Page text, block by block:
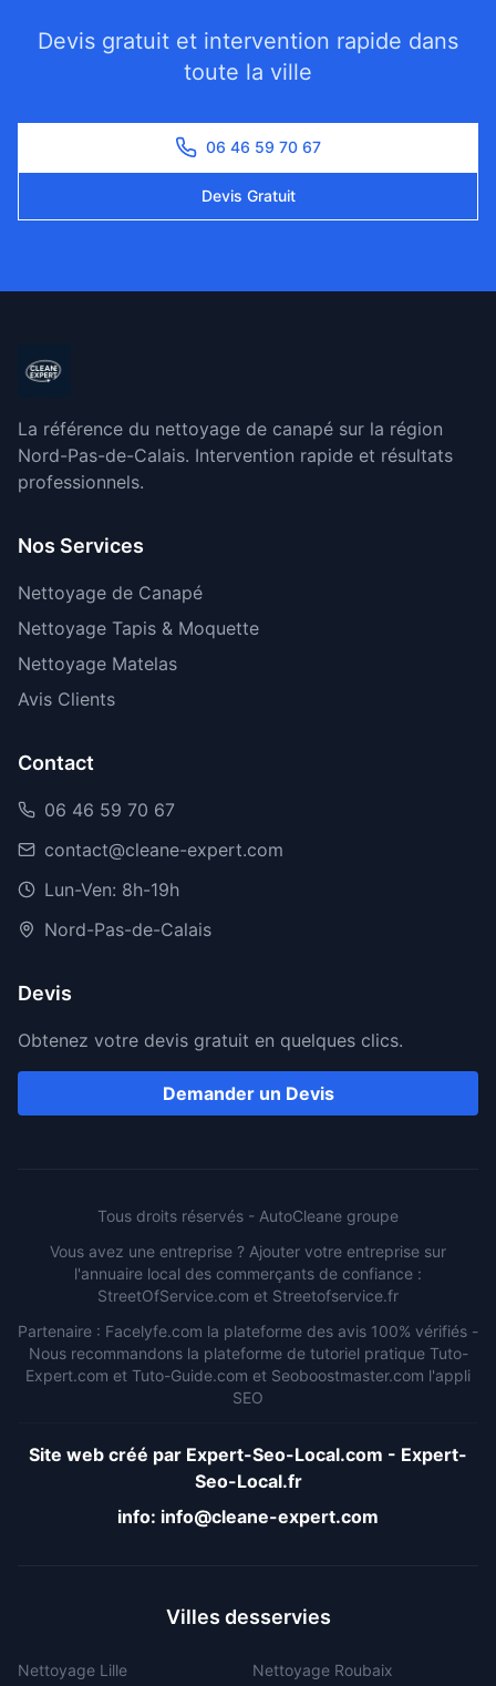
Devis gratuit et intervention rapide dans
toute la ville
06 46 59 70 67
Devis Gratuit
La référence du nettoyage de canapé sur la région
Nord-Pas-de-Calais. Intervention rapide et résultats
professionnels.
Nos Services
Nettoyage de Canapé
Nettoyage Tapis & Moquette
Nettoyage Matelas
Avis Clients
Contact
06 46 59 70 67
contact@cleane-expert.com
Lun-Ven: 8h-19h
Nord-Pas-de-Calais
Devis
Obtenez votre devis gratuit en quelques clics.
Demander un Devis
Tous droits réservés - AutoCleane groupe
Vous avez une entreprise ? Ajouter votre entreprise sur
l'annuaire local des commerçants de confiance :
StreetOfService.com et Streetofservice.fr
Partenaire : Facelyfe.com la plateforme des avis 100% vérifiés -
Nous recommandons la plateforme de tutoriel pratique Tuto-
Expert.com et Tuto-Guide.com et Seoboostmaster.com l'appli
SEO
Site web créé par Expert-Seo-Local.com - Expert-
Seo-Local.fr
info: info@cleane-expert.com
Villes desservies
Nettoyage Lille Nettoyage Roubaix